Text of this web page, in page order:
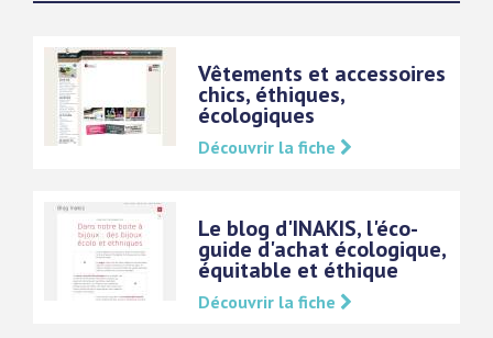
Vêtements et accessoires
chics, éthiques,
écologiques
Découvrir la fiche
Le blog d'INAKIS, l'éco-
guide d'achat écologique,
équitable et éthique
Découvrir la fiche